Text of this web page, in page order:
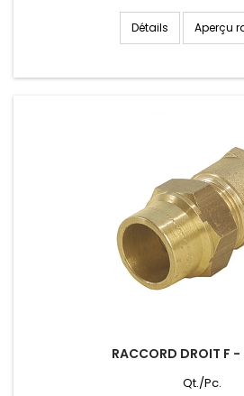
Détails Aperçu
RACCORD DROIT F
Qt./Pc.